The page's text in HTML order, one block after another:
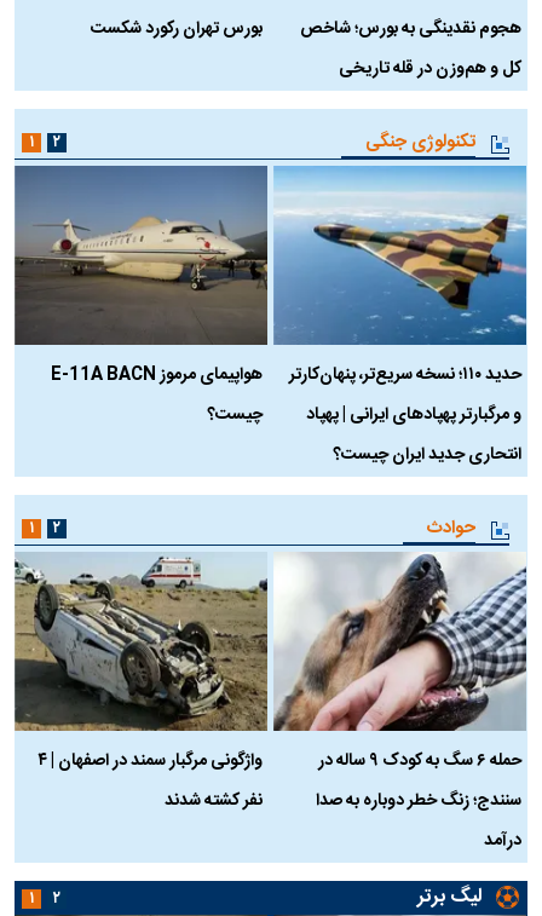
هجوم نقدینگی به بورس؛ شاخص
کل و هم‌وزن در قله تاریخی
بورس تهران رکورد شکست
تکنولوژی جنگی
حدید ۱۱۰؛ نسخه سریع‌تر، پنهان‌کارتر
و مرگبارتر پهپادهای ایرانی | پهپاد
انتحاری جدید ایران چیست؟
هواپیمای مرموز E-11A BACN
چیست؟
۱ ۲
حوادث
حمله ۶ سگ به کودک ۹ ساله در
سنندج؛ زنگ خطر دوباره به صدا
درآمد
واژگونی مرگبار سمند در اصفهان | ۴
نفر کشته شدند
۱ ۲
لیگ برتر ۱ ۲